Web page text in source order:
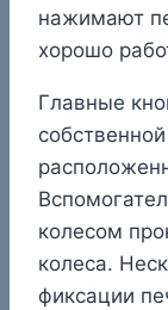
нажимают
хорошо
Главные
колесом
колеса.
фиксации